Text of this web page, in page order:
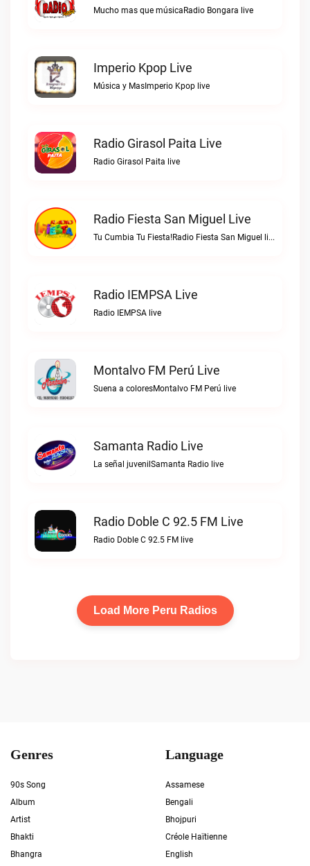
Mucho mas que músicaRadio Bongara live
Imperio Kpop Live
Música y MasImperio Kpop live
Radio Girasol Paita Live
Radio Girasol Paita live
Radio Fiesta San Miguel Live
Tu Cumbia Tu Fiesta!Radio Fiesta San Miguel live
Radio IEMPSA Live
Radio IEMPSA live
Montalvo FM Perú Live
Suena a coloresMontalvo FM Perú live
Samanta Radio Live
La señal juvenilSamanta Radio live
Radio Doble C 92.5 FM Live
Radio Doble C 92.5 FM live
Load More Peru Radios
Genres
90s Song
Album
Artist
Bhakti
Bhangra
Language
Assamese
Bengali
Bhojpuri
Créole Haïtienne
English